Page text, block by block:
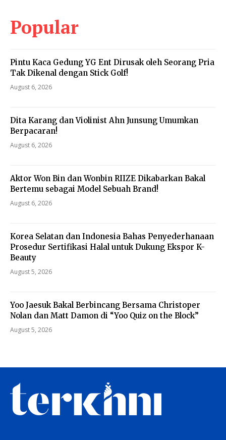
Popular
Pintu Kaca Gedung YG Ent Dirusak oleh Seorang Pria
Tak Dikenal dengan Stick Golf!
August 6, 2026
Dita Karang dan Violinist Ahn Junsung Umumkan
Berpacaran!
August 6, 2026
Aktor Won Bin dan Wonbin RIIZE Dikabarkan Bakal
Bertemu sebagai Model Sebuah Brand!
August 6, 2026
Korea Selatan dan Indonesia Bahas Penyederhanaan
Prosedur Sertifikasi Halal untuk Dukung Ekspor K-
Beauty
August 5, 2026
Yoo Jaesuk Bakal Berbincang Bersama Christoper
Nolan dan Matt Damon di “Yoo Quiz on the Block”
August 5, 2026